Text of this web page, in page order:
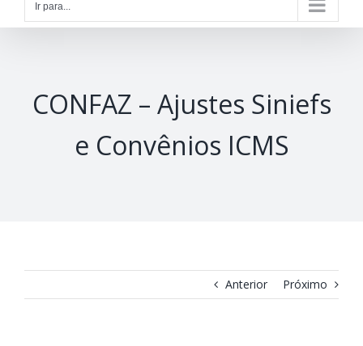
Ir para...
CONFAZ – Ajustes Siniefs
e Convênios ICMS
Anterior Próximo